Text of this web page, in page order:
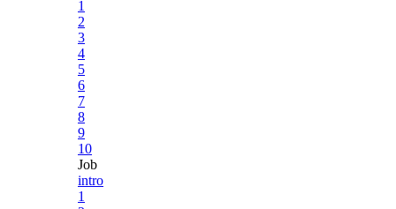
1
2
3
4
5
6
7
8
9
10
Job
intro
1